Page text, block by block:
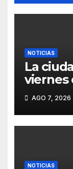
NOTICIAS
La
viernes
de Las
Canaria
Canaria
AGO 7, 2026
NOTICIAS